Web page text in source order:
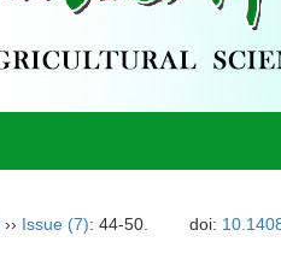
›› Issue (7): 44-50. doi: